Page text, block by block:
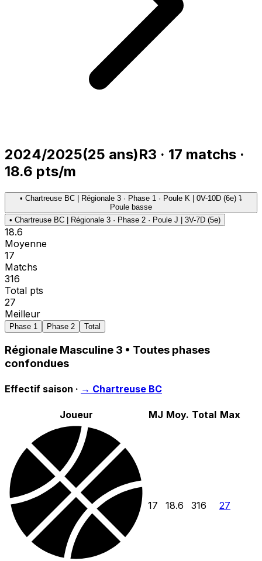
2024/2025(25 ans)R3 · 17 matchs ·
18.6 pts/m
• Chartreuse BC | Régionale 3 · Phase 1 · Poule K | 0V-10D (6e) ⤵
Poule basse
• Chartreuse BC | Régionale 3 · Phase 2 · Poule J | 3V-7D (5e)
18.6
Moyenne
17
Matchs
316
Total pts
27
Meilleur
Phase 1 Phase 2 Total
Régionale Masculine 3 • Toutes phases
confondues
Effectif saison · → Chartreuse BC
Joueur MJ Moy. Total Max
17 18.6 316 27